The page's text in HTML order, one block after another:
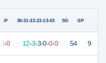
G-P 30-31-32-23-13-03 SG SP
18-0 12-3-3-0-0-0 54 9